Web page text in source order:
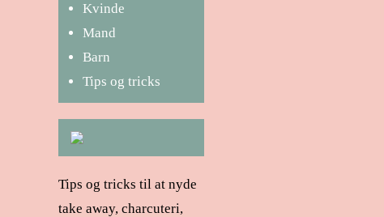
Kvinde
Mand
Barn
Tips og tricks
Tips og tricks til at nyde
take away, charcuteri,